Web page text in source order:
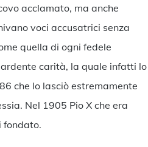
acclamato, ma anche
voci accusatrici senza
quella di ogni fedele
carità, la quale infatti lo
che lo lasciò estremamente
Nel 1905 Pio X che era
fondato.